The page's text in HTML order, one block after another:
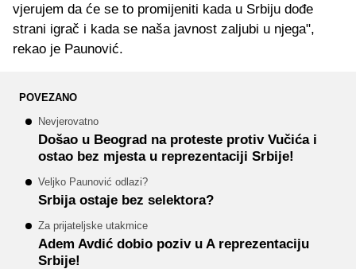
vjerujem da će se to promijeniti kada u Srbiju dođe
strani igrač i kada se naša javnost zaljubi u njega",
rekao je Paunović.
POVEZANO
Nevjerovatno
Došao u Beograd na proteste protiv Vučića i
ostao bez mjesta u reprezentaciji Srbije!
Veljko Paunović odlazi?
Srbija ostaje bez selektora?
Za prijateljske utakmice
Adem Avdić dobio poziv u A reprezentaciju
Srbije!